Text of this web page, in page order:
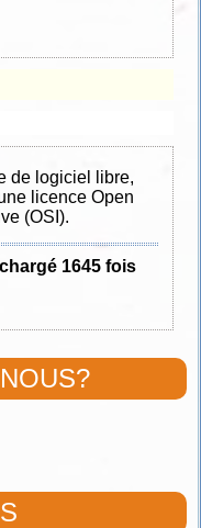
de logiciel libre,
licence Open
(OSI).
1645 fois